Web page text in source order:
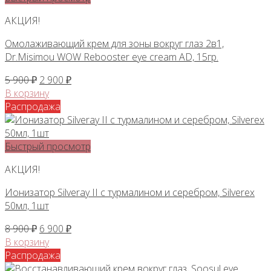
АКЦИЯ!
Омолаживающий крем для зоны вокруг глаз 2в1,
Dr.Misimou WOW Rebooster eye cream AD, 15гр.
5 900₽ Первоначальная
цена
составляла
5
900 ₽.
2 900 ₽Текущая
900 ₽.
В корзину
Распродажа
Быстрый просмотр
АКЦИЯ!
Ионизатор Silveray II с турмалином и серебром, Silverex
50мл, 1шт
8 900₽ Первоначальная
цена
составляла
8
6 900 ₽Текущая
900 ₽.
В корзину
Распродажа